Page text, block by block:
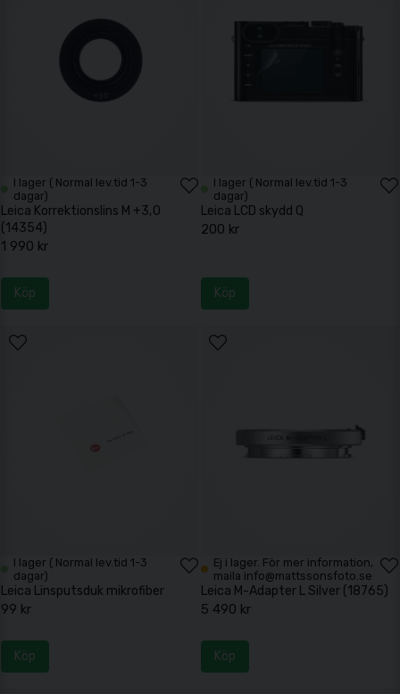
I lager ( Normal lev.tid 1-3
dagar)
Leica Korrektionslins M +3,0
(14354)
1 990 kr
Köp
I lager ( Normal lev.tid 1-3
dagar)
Leica LCD skydd Q
200 kr
Köp
I lager ( Normal lev.tid 1-3
dagar)
Leica Linsputsduk mikrofiber
99 kr
Köp
Ej i lager. För mer information,
maila info@mattssonsfoto.se
Leica M-Adapter L Silver (18765)
5 490 kr
Köp